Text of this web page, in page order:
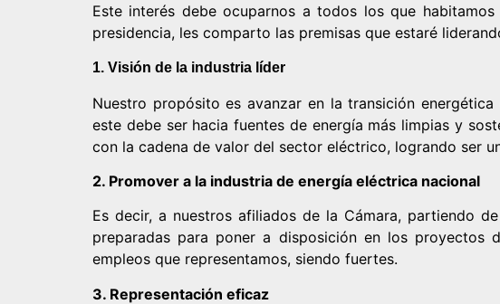
Este interés debe ocuparnos a todos los que
presidencia, les comparto las premisas que estaré
1. Visión de la industria líder
Nuestro propósito es avanzar en la transición
este debe ser hacia fuentes de energía más limpias y
con la cadena de valor del sector eléctrico, logrando ser
2. Promover a la industria de energía eléctrica nacional
Es decir, a nuestros afiliados de la Cámara, partiendo
preparadas para poner a disposición en los proyectos
empleos que representamos, siendo fuertes.
3. Representación eficaz